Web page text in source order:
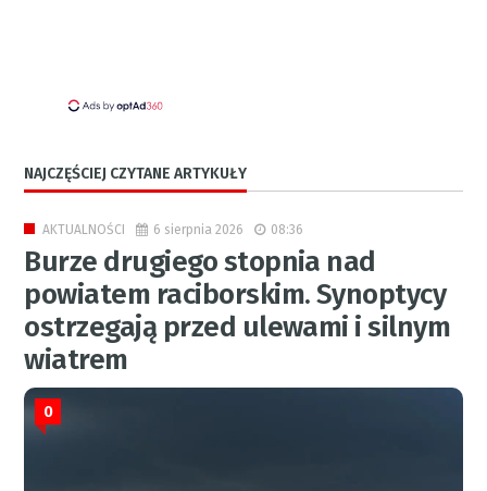
NAJCZĘŚCIEJ CZYTANE ARTYKUŁY
AKTUALNOŚCI 6 sierpnia 2026 08:36
Burze drugiego stopnia nad
powiatem raciborskim. Synoptycy
ostrzegają przed ulewami i silnym
wiatrem
0